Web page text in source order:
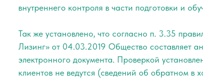
внутреннего контроля в части подготовки и
Так же установлено, что согласно п. 3.35
Лизинг» от 04.03.2019 Общество составляет
электронного документа. Проверкой
клиентов не ведутся (сведений об обратном